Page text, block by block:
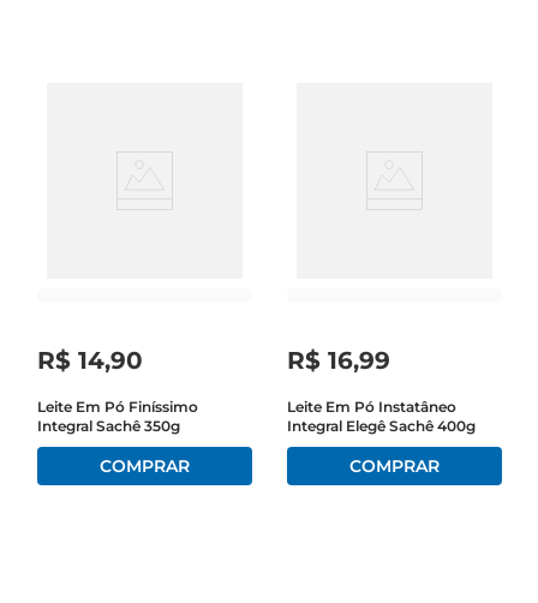
R$ 14,90
Leite Em Pó Finíssimo
Integral Sachê 350g
R$ 16,99
Leite Em Pó Instatâneo
Integral Elegê Sachê 400g